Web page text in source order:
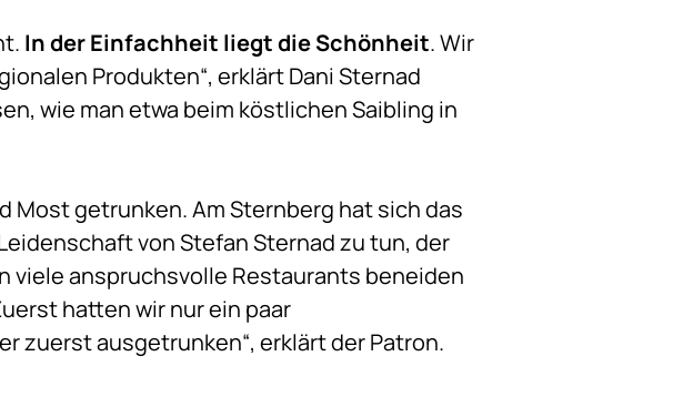
In der Einfachheit liegt die Schönheit. Wir
Produkten“, erklärt Dani Sternad
wie man etwa beim köstlichen Saibling in
Most getrunken. Am Sternberg hat sich das
von Stefan Sternad zu tun, der
viele anspruchsvolle Restaurants beneiden
hatten wir nur ein paar
zuerst ausgetrunken“, erklärt der Patron.